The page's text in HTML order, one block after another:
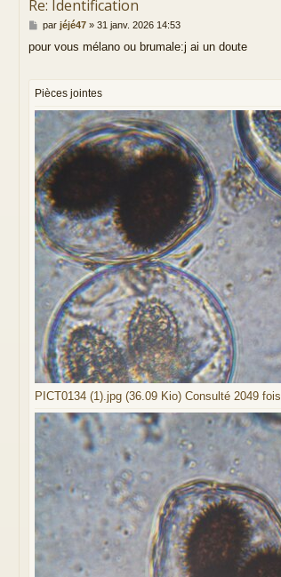
Re: Identification
M
s
g
par jéjé47» 31 janv. 2026 14:53
pour vous mélano ou brumale:j ai un doute
Pièces jointes
PICT0134 (1).jpg (36.09 Kio) Consulté 2049 fois